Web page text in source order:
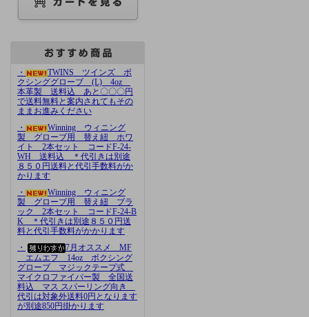
・
TWINS ツインズ ボ
クシンググローブ (L) 4oz
本革製 送料込 あと〇〇〇円
で送料無料と案内されてもその
ままお進みください
・
Winning ウィニング
製 グローブ用 替え紐 ホワ
イト 2本セット コードF-24-
WH 送料込 ＊代引きは別途
８５０円送料と代引手数料がか
かります
・
Winning ウィニング
製 グローブ用 替え紐 ブラ
ック 2本セット コードF-24-B
K ＊代引きは別途８５０円送
料と代引手数料がかかります
・
7月オススメ MF
エムエフ 14oz ボクシング
グローブ マジックテープ式
マイクロファイバー製 全国送
料込 マス スパーリング向き
代引は対象外送料0円となります
が別途850円掛かります